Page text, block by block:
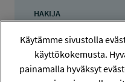
HAKIJA
TOTEUTTAJA
Työterveyslaitos
Käytämme sivustolla
käyttökokemusta.
painamalla hyväksyt